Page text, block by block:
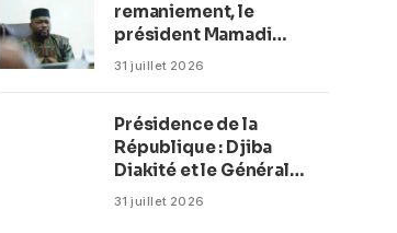
remaniement, le
président Mamadi
Doumbouya fixe les
31 juillet 2026
Présidence de la
République : Djiba
Diakité et le Général
Amara Camara
31 juillet 2026